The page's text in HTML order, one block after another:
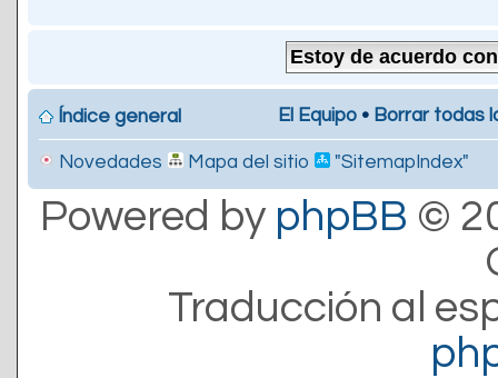
Índice general El Equipo • Borrar todas
Novedades Mapa del sitio "SitemapIndex"
Powered by phpBB ©
Traducción al